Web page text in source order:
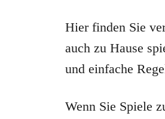
Hier finden Sie
auch zu Hause
und einfache
Wenn Sie Spiele